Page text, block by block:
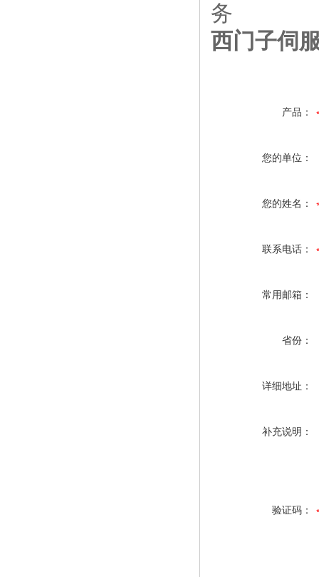
务
西门子伺
产品：
您的单位：
您的姓名：
联系电话：
常用邮箱：
省份：
详细地址：
补充说明：
验证码：